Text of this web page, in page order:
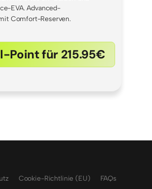
EVA. Advanced-
Comfort-Reserven.
Point für 215.95€
Cookie-Richtlinie (EU) FAQs